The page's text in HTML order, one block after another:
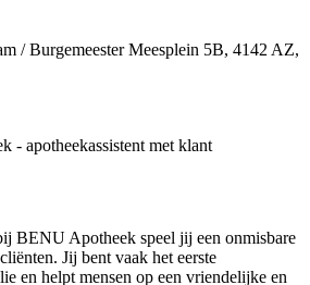
/ Burgemeester Meesplein 5B, 4142 AZ,
BENU Apotheek speel jij een onmisbare
Jij bent vaak het eerste
en helpt mensen op een vriendelijke en